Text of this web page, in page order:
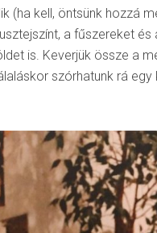
(ha kell, öntsünk hozzá
a fűszereket és
is. Keverjük össze a
szórhatunk rá